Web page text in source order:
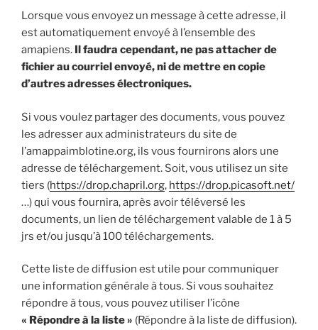
Lorsque vous envoyez un message à cette adresse, il
est automatiquement envoyé à l’ensemble des
amapiens. Il faudra cependant, ne pas attacher de
fichier au courriel envoyé, ni de mettre en copie
d’autres adresses électroniques.
Si vous voulez partager des documents, vous pouvez
les adresser aux administrateurs du site de
l’amappaimblotine.org, ils vous fournirons alors une
adresse de téléchargement. Soit, vous utilisez un site
tiers (https://drop.chapril.org, https://drop.picasoft.net/
…) qui vous fournira, après avoir téléversé les
documents, un lien de téléchargement valable de 1 à 5
jrs et/ou jusqu’à 100 téléchargements.
Cette liste de diffusion est utile pour communiquer
une information générale à tous. Si vous souhaitez
répondre à tous, vous pouvez utiliser l’icône
« Répondre à la liste » (Répondre à la liste de diffusion).